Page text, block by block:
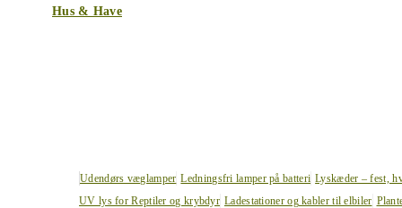
Hus & Have
Udendørs væglamper Ledningsfri lamper på batteri Lyskæder – fest,
UV lys for Reptiler og krybdyr Ladestationer og kabler til elbiler